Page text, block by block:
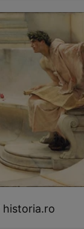
historia.ro